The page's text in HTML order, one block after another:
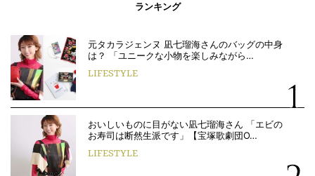
ランキング
元タカラジェンヌ 凪七瑠海さんのバッグの中身
は？ 「ユニークな小物を楽しみながら…
LIFESTYLE
おいしいものに目がない凪七瑠海さん 「エビの
お寿司は断然生派です」【宝塚歌劇団O…
LIFESTYLE